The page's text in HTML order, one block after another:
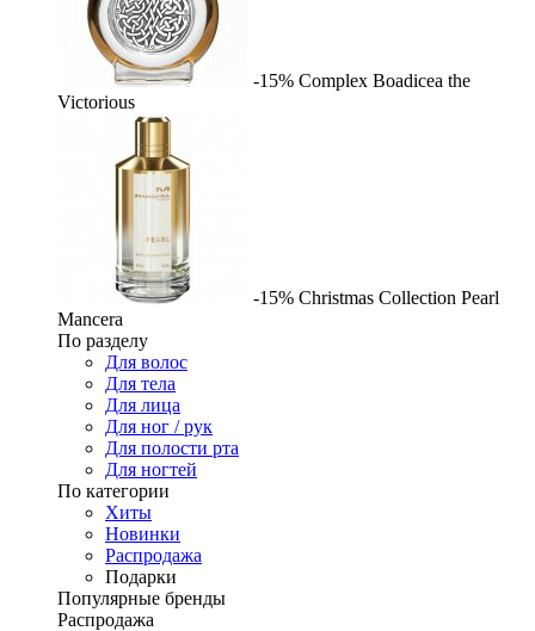
-15% Complex Boadicea the
Victorious
-15% Christmas Collection Pearl
Mancera
По разделу
Для волос
Для тела
Для лица
Для ног / рук
Для полости рта
Для ногтей
По категории
Хиты
Новинки
Распродажа
Подарки
Популярные бренды
Распродажа